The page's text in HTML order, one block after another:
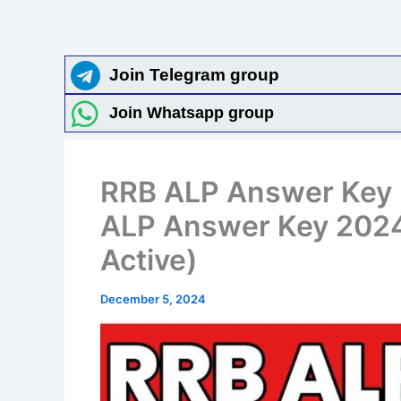
Join Telegram group
Join Whatsapp group
RRB ALP Answer
ALP Answer Key
Active)
December 5, 2024